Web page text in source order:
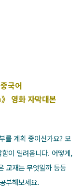
국어
》 영화 자막대본
를 계획 중이신가요? 모
이 밀려옵니다. 어떻게,
교재는 무엇일까 등등
부해보세요.